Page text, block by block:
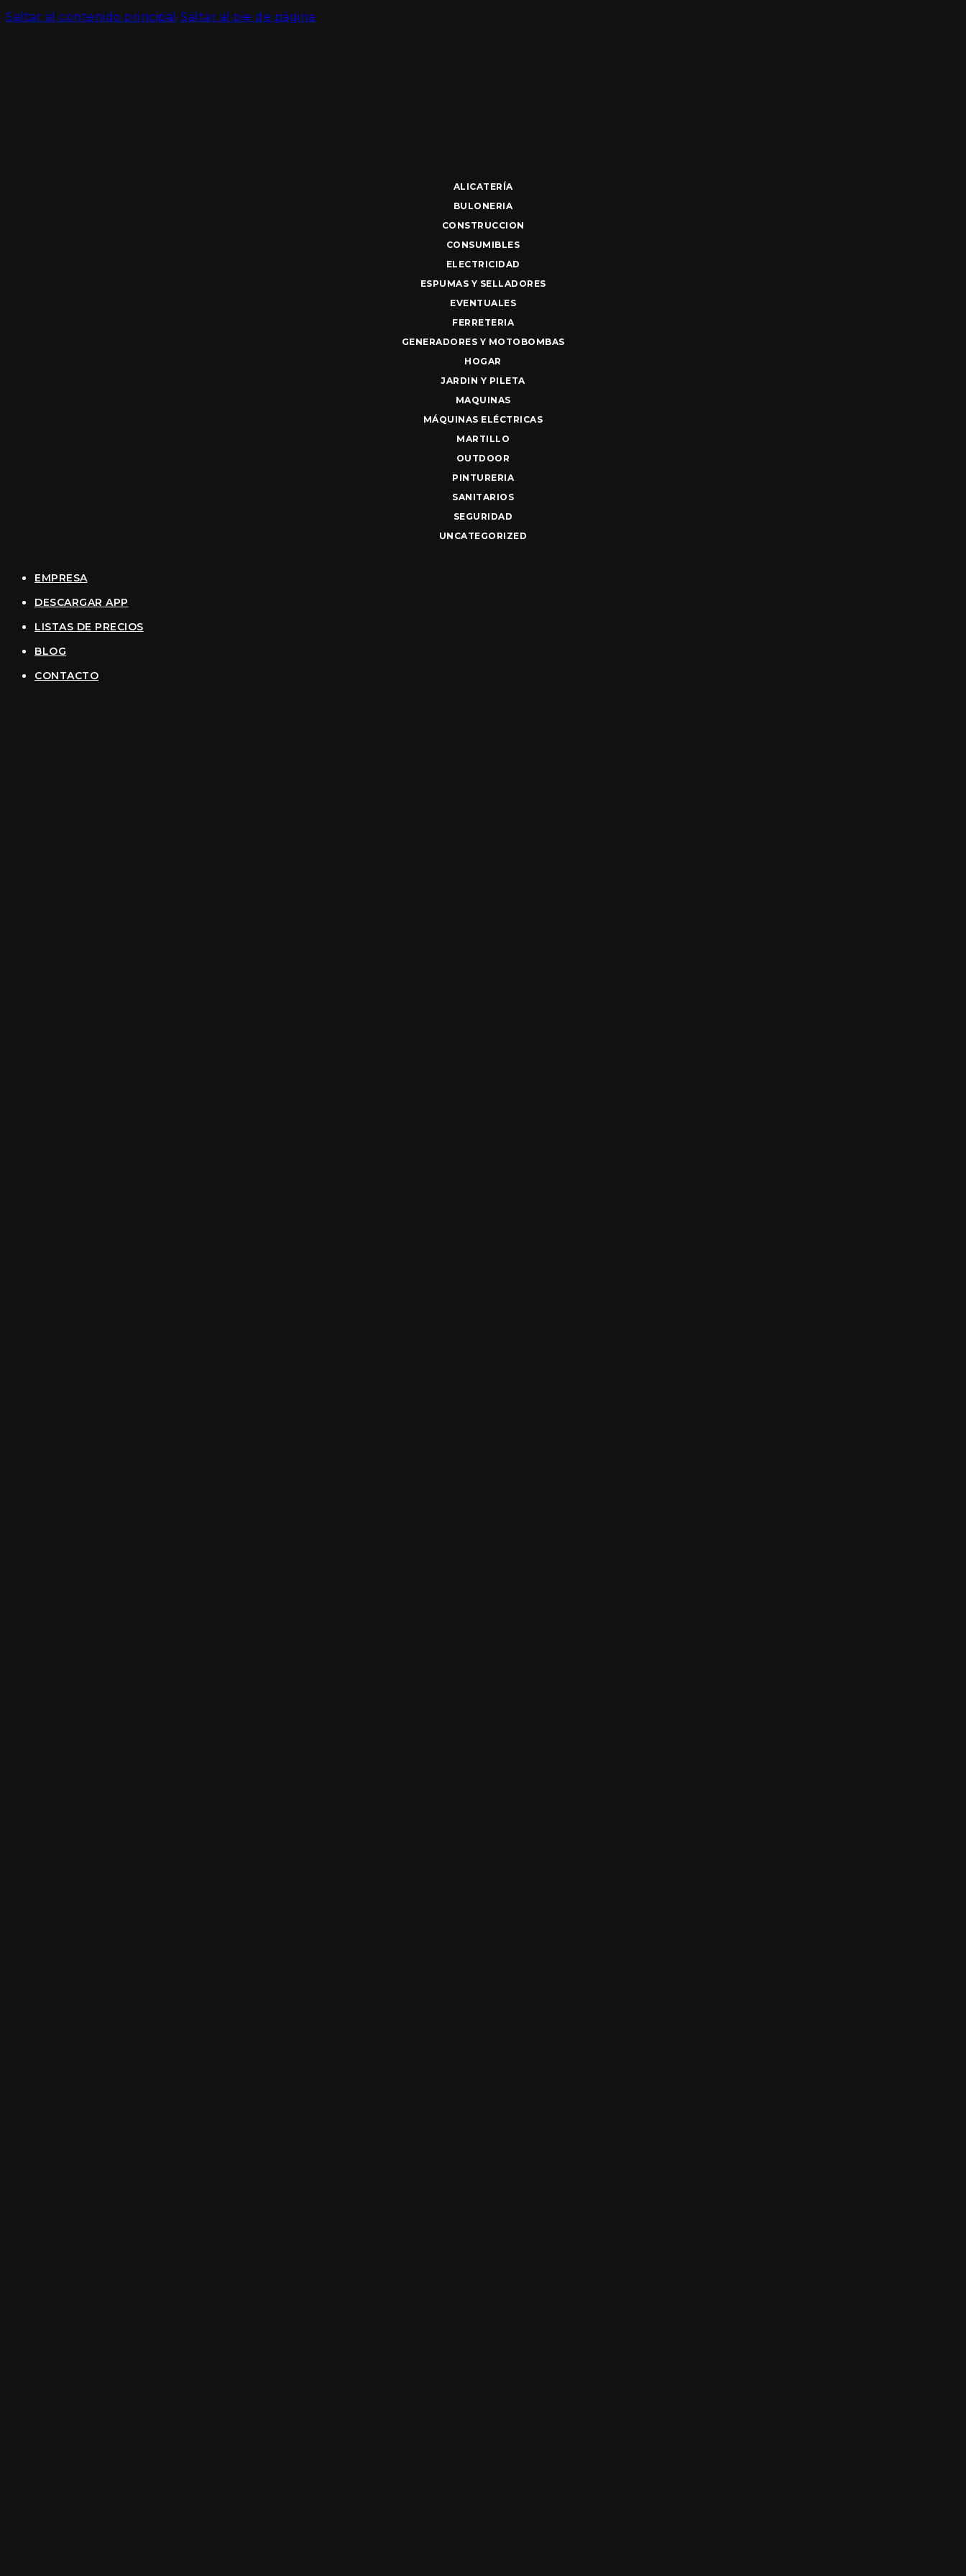
Saltar al contenido principal Saltar al pie de página
ALICATERÍA
BULONERIA
CONSTRUCCION
CONSUMIBLES
ELECTRICIDAD
ESPUMAS Y SELLADORES
EVENTUALES
FERRETERIA
GENERADORES Y MOTOBOMBAS
HOGAR
JARDIN Y PILETA
MAQUINAS
MÁQUINAS ELÉCTRICAS
MARTILLO
OUTDOOR
PINTURERIA
SANITARIOS
SEGURIDAD
UNCATEGORIZED
EMPRESA
DESCARGAR APP
LISTAS DE PRECIOS
BLOG
CONTACTO